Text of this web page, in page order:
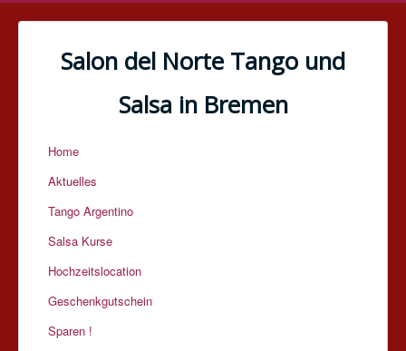
Salon del Norte Tango und
Salsa in Bremen
Home
Aktuelles
Tango Argentino
Salsa Kurse
Hochzeitslocation
Geschenkgutschein
Sparen !